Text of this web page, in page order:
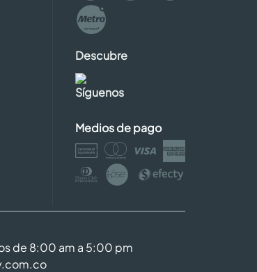
Descubre
Síguenos
Medios de pago
de 8:00 am a 5:00 pm